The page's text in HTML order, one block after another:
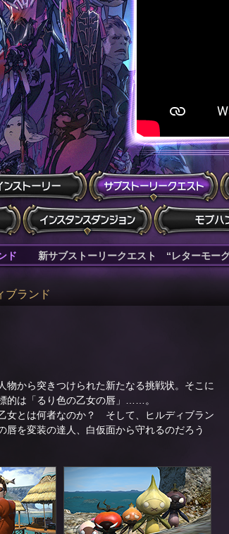
ド 新サブストーリークエスト “レターモー
ブランド
物から突きつけられた新たなる挑戦状。そこに
的は「るり色の乙女の唇」……。
女とは何者なのか？ そして、ヒルディブラン
唇を変装の達人、白仮面から守れるのだろう